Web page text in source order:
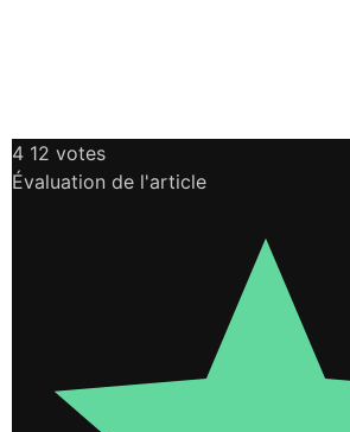
4 12 votes
Évaluation de l'article